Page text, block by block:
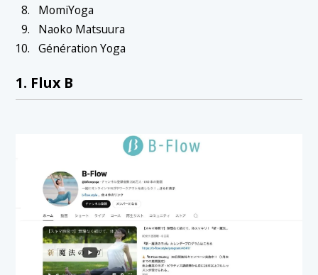
MomiYoga
Naoko Matsuura
Génération Yoga
1. Flux B